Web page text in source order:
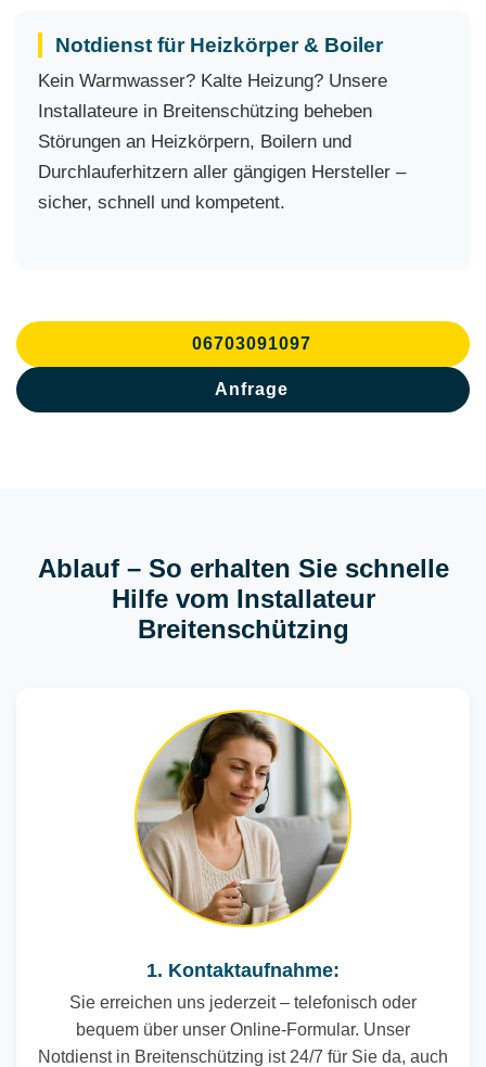
Notdienst für Heizkörper & Boiler
Kein Warmwasser? Kalte Heizung? Unsere
Installateure in Breitenschützing beheben
Störungen an Heizkörpern, Boilern und
Durchlauferhitzern aller gängigen Hersteller –
sicher, schnell und kompetent.
06703091097
Anfrage
Ablauf – So erhalten Sie schnelle
Hilfe vom Installateur
Breitenschützing
1. Kontaktaufnahme:
Sie erreichen uns jederzeit – telefonisch oder
bequem über unser Online-Formular. Unser
Notdienst in Breitenschützing ist 24/7 für Sie da, auch